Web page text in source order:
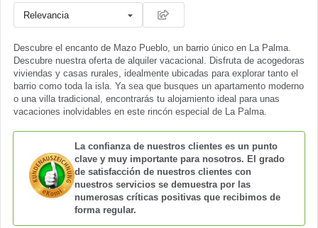
Relevancia
Descubre el encanto de Mazo Pueblo, un barrio único en La Palma.
Descubre nuestra oferta de alquiler vacacional. Disfruta de acogedoras
viviendas y casas rurales, idealmente ubicadas para explorar tanto el
barrio como toda la isla. Ya sea que busques un apartamento moderno
o una villa tradicional, encontrarás tu alojamiento ideal para unas
vacaciones inolvidables en este rincón especial de La Palma.
La confianza de nuestros clientes es un punto
clave y muy importante para nosotros. El grado
de satisfacción de nuestros clientes con
nuestros servicios se demuestra por las
numerosas críticas positivas que recibimos de
forma regular.